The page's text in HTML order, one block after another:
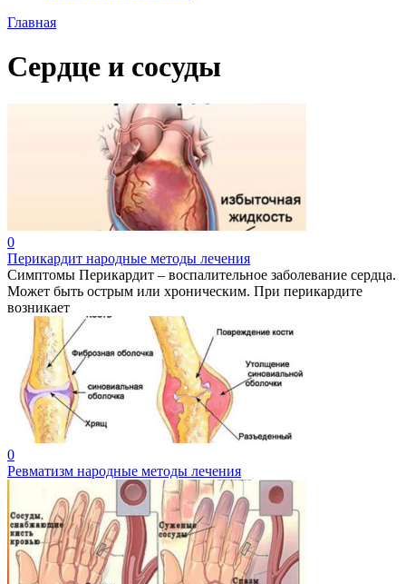
Главная
Сердце и сосуды
0
Перикардит народные методы лечения
Симптомы Перикардит – воспалительное заболевание сердца.
Может быть острым или хроническим. При перикардите
возникает
0
Ревматизм народные методы лечения